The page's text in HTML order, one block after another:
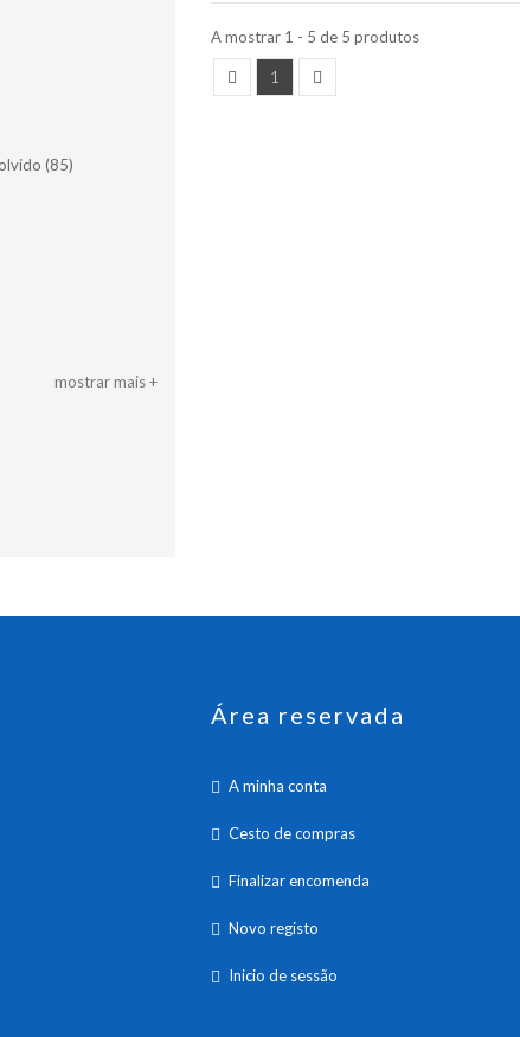
(85)
mostrar mais +
A mostrar 1 - 5 de 5 produtos
1
Área reservada
A minha conta
Cesto de compras
Finalizar encomenda
Novo registo
Inicio de sessão